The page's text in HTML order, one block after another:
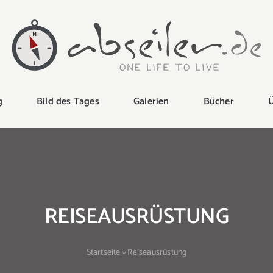
Bild des Tages Galerien Bücher
REISEAUSRÜSTUNG
Startseite»Reiseausrüstung